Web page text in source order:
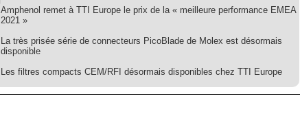
Amphenol remet à TTI Europe le prix de la « meilleure performance EMEA
2021 »
La très prisée série de connecteurs PicoBlade de Molex est désormais
disponible
Les filtres compacts CEM/RFI désormais disponibles chez TTI Europe